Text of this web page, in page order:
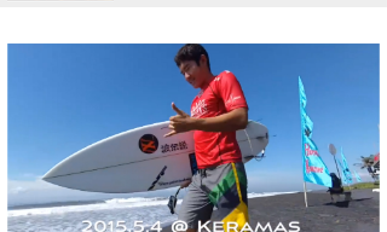
サーフィンエリアガイド
会員メニュー
今月のプレゼント
ショップ情報
湘南
ウラナミ
お知らせ